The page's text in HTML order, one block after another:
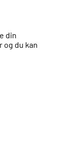
din
du kan